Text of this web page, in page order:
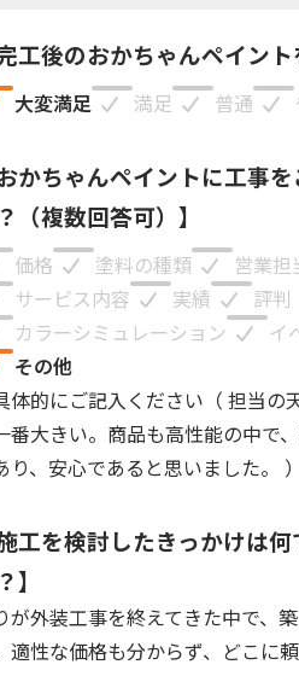
完工後のおかちゃんペイン
大変満足 満足 普通
おかちゃんペイントに工事
（複数回答可）】
価格 塗料の種類 営業担
サービス内容
実績 評判
カラーシミュレーション
イ
その他
的にご記入ください（ 担当の
番大きい。商品も高性能の中で
り、安心であると思いました。
）
施工を検討したきっかけは
】
が外装工事を終えてきた中で、
適性な価格も分からず、どこに